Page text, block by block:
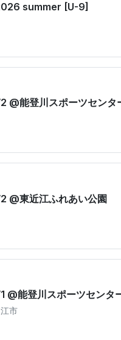
summer [U-9]
@能登川スポーツセンタ
@東近江ふれあい公園
@能登川スポーツセンタ
市